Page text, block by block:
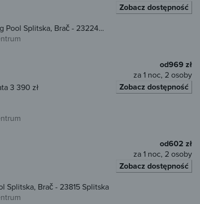
Zobacz dostępność
Pool Splitska, Brač - 23224
3 390 zł
od969 zł
za 1 noc, 2 osoby
Zobacz dostępność
od602 zł
za 1 noc, 2 osoby
Zobacz dostępność
Splitska, Brač - 23815 Splitska